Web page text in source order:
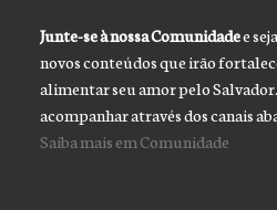
Junte-se à nossa Comunidadee
novos conteúdos que irão
alimentar seu amor pelo
acompanhar através dos canais
Saiba mais em Comunidade